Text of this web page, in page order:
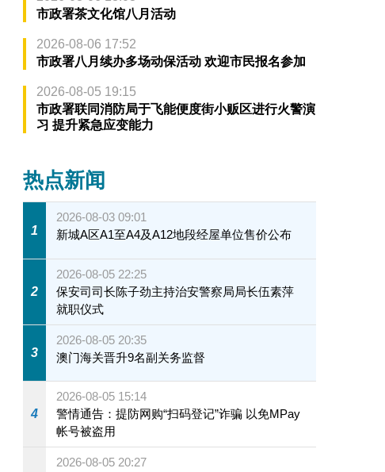
市政署茶文化馆八月活动
2026-08-06 17:52
市政署八月续办多场动保活动 欢迎市民报名参加
2026-08-05 19:15
市政署联同消防局于飞能便度街小贩区进行火警演
习 提升紧急应变能力
热点新闻
1
2026-08-03 09:01
新城A区A1至A4及A12地段经屋单位售价公布
2
2026-08-05 22:25
保安司司长陈子劲主持治安警察局局长伍素萍
就职仪式
3
2026-08-05 20:35
澳门海关晋升9名副关务监督
4
2026-08-05 15:14
警情通告：提防网购“扫码登记”诈骗 以免MPay
帐号被盗用
2026-08-05 20:27